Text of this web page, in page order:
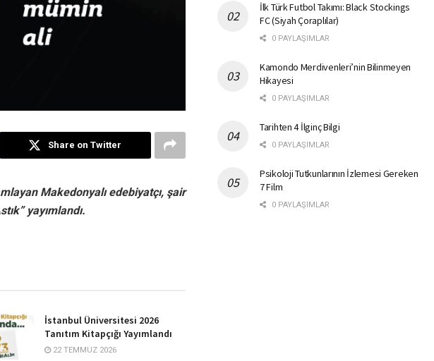
Share on Twitter
Makedonyalı edebiyatçı, şair
yayımlandı.
İstanbul Üniversitesi 2026
Tanıtım Kitapçığı Yayımlandı
22 TEMMUZ 2026
İlk Türk Futbol Takımı: Black Stockings
FC (Siyah Çoraplılar)
0 PAYLAŞIMLAR
Kamondo Merdivenleri’nin Bilinmeyen
Hikayesi
0 PAYLAŞIMLAR
Tarihten 4 İlginç Bilgi
0 PAYLAŞIMLAR
Psikoloji Tutkunlarının İzlemesi Gereken
7 Film
0 PAYLAŞIMLAR